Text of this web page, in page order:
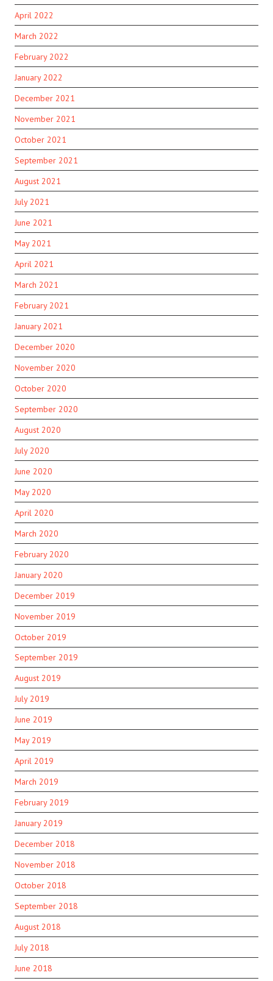
April 2022
March 2022
February 2022
January 2022
December 2021
November 2021
October 2021
September 2021
August 2021
July 2021
June 2021
May 2021
April 2021
March 2021
February 2021
January 2021
December 2020
November 2020
October 2020
September 2020
August 2020
July 2020
June 2020
May 2020
April 2020
March 2020
February 2020
January 2020
December 2019
November 2019
October 2019
September 2019
August 2019
July 2019
June 2019
May 2019
April 2019
March 2019
February 2019
January 2019
December 2018
November 2018
October 2018
September 2018
August 2018
July 2018
June 2018